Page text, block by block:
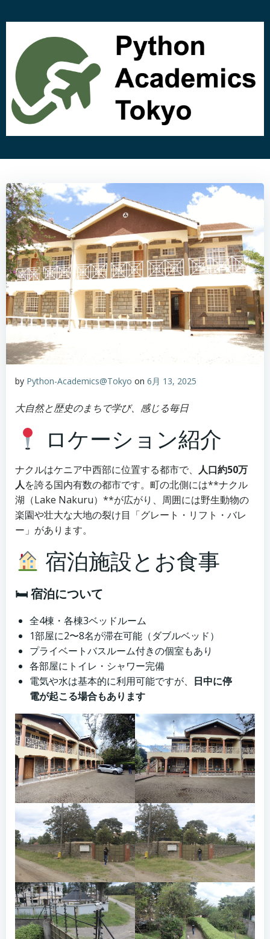
ン
ン
ツ
へ
キ
ッ
プ
by Python-Academics@Tokyo on 6月 13, 2025
大自然と歴史のまちで学び、感じる毎日
ロケーション紹介
ナクルはケニア中西部に位置する都市で、 人口約50万
人を誇る国内有数の都市です。町の北側には**ナクル
湖（Lake Nakuru）**が広がり、周囲には野生動物の
楽園や壮大な大地の裂け目「グレート・リフト・バレ
ー」があります。
宿泊施設とお食事
🛏 宿泊について
全4棟・各棟3ベッドルーム
1部屋に2〜8名が滞在可能（ダブルベッド）
プライベートバスルーム付きの個室もあり
各部屋にトイレ・シャワー完備
電気や水は基本的に利用可能ですが、 日中に停
電が起こる場合もあります